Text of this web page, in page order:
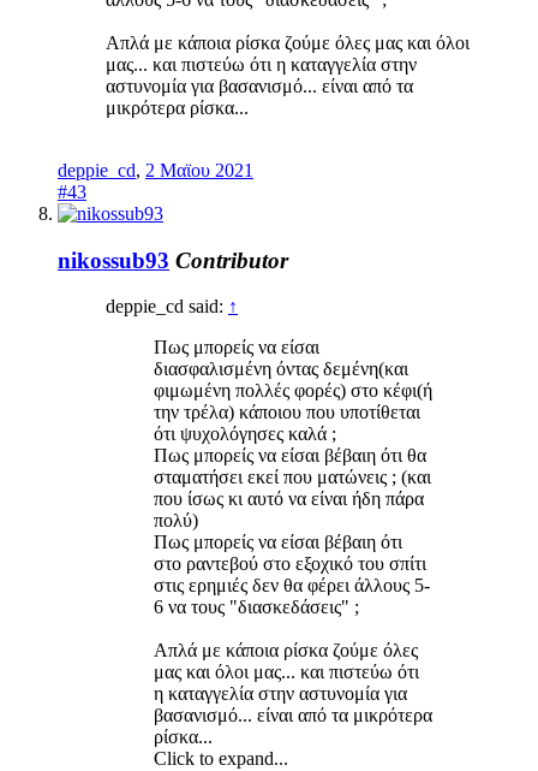
Απλά με κάποια ρίσκα ζούμε όλες μας και όλοι
μας... και πιστεύω ότι η καταγγελία στην
αστυνομία για βασανισμό... είναι από τα
μικρότερα ρίσκα...
deppie_cd, 2 Μαϊου 2021
#43
nikossub93 Contributor
deppie_cd said: ↑
Πως μπορείς να είσαι
διασφαλισμένη όντας δεμένη(και
φιμωμένη πολλές φορές) στο κέφι(ή
την τρέλα) κάποιου που υποτίθεται
ότι ψυχολόγησες καλά ;
Πως μπορείς να είσαι βέβαιη ότι θα
σταματήσει εκεί που ματώνεις ; (και
που ίσως κι αυτό να είναι ήδη πάρα
πολύ)
Πως μπορείς να είσαι βέβαιη ότι
στο ραντεβού στο εξοχικό του σπίτι
στις ερημιές δεν θα φέρει άλλους 5-
6 να τους "διασκεδάσεις" ;
Απλά με κάποια ρίσκα ζούμε όλες
μας και όλοι μας... και πιστεύω ότι
η καταγγελία στην αστυνομία για
βασανισμό... είναι από τα μικρότερα
ρίσκα...
Click to expand...